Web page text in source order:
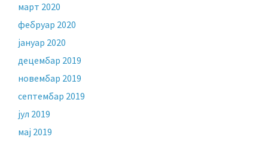
март 2020
фебруар 2020
јануар 2020
децембар 2019
новембар 2019
септембар 2019
јул 2019
мај 2019